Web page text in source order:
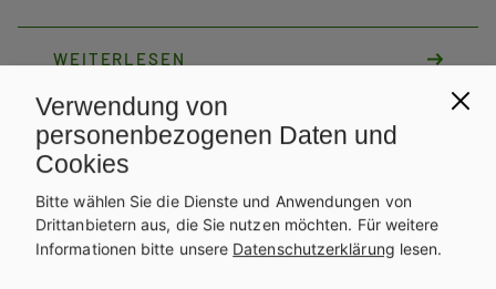
WEITERLESEN
Exklusiv über die Schulbuchaktion
erhältlich.
Verwendung von
personenbezogenen Daten und
Cookies
Bitte wählen Sie die Dienste und Anwendungen von
Drittanbietern aus, die Sie nutzen möchten. Für weitere
Informationen bitte unsere Datenschutzerklärung lesen.